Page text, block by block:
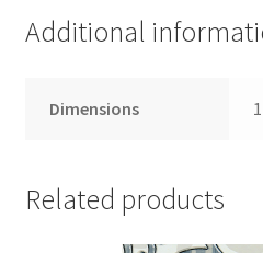
Additional
Dimensions
Related products